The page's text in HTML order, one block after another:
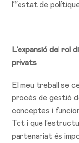
l’“estat de
L’expansió del rol
privats
El meu treball se
procés de gestió
conceptes i
Tot i que
partenariat és